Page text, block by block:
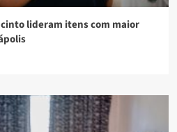
lideram itens com maior